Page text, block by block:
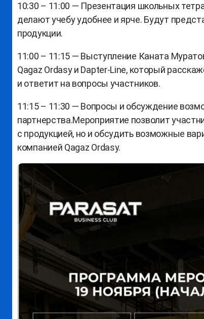
10:30 – 11:00 — Презентация школьных
делают учебу удобнее и ярче. Будут
продукции.
11:00 – 11:15 — Выступление Каната
Qagaz Ordasy и Dapter-Line, который
и ответит на вопросы участников.
11:15 – 11:30 — Вопросы и обсуждение
партнерства.Мероприятие позволит
с продукцией, но и обсудить возможные
компанией Qagaz Ordasy.